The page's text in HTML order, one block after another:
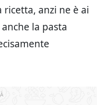
anzi ne è ai
la pasta